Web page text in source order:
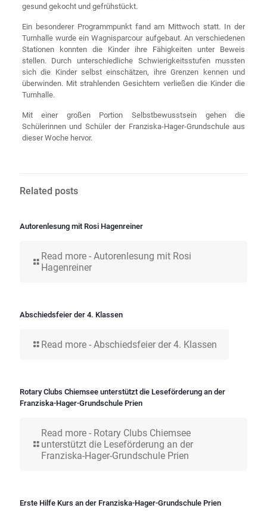
gesund gekocht und gefrühstückt.
Ein besonderer Programmpunkt fand am Mittwoch statt. In der
Turnhalle wurde ein Wagnisparcour aufgebaut. An verschiedenen
Stationen konnten die Kinder ihre Fähigkeiten unter Beweis
stellen. Durch unterschiedliche Schwierigkeitsstufen mussten
sich die Kinder selbst einschätzen, ihre Grenzen kennen und
überwinden. Mit strahlenden Gesichtern verließen die Kinder die
Turnhalle.
Mit einer großen Portion Selbstbewusstsein gehen die
Schülerinnen und Schüler der Franziska-Hager-Grundschule aus
dieser Woche hervor.
Related posts
Autorenlesung mit Rosi Hagenreiner
Read more - Autorenlesung mit Rosi
Hagenreiner
Abschiedsfeier der 4. Klassen
Read more - Abschiedsfeier der 4. Klassen
Rotary Clubs Chiemsee unterstützt die Leseförderung an der
Franziska-Hager-Grundschule Prien
Read more - Rotary Clubs Chiemsee
unterstützt die Leseförderung an der
Franziska-Hager-Grundschule Prien
Erste Hilfe Kurs an der Franziska-Hager-Grundschule Prien